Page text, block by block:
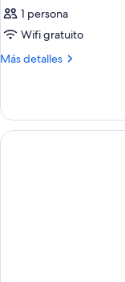
1 persona
Wifi gratuito
Más detalles
Más